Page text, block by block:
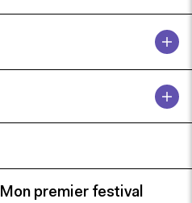
Mon premier festival